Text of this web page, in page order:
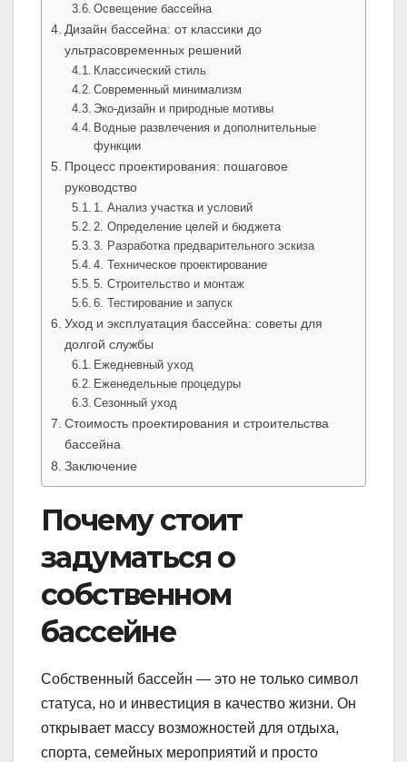
Освещение бассейна
Дизайн бассейна: от классики до
ультрасовременных решений
Классический стиль
Современный минимализм
Эко-дизайн и природные мотивы
Водные развлечения и дополнительные
функции
Процесс проектирования: пошаговое
руководство
1. Анализ участка и условий
2. Определение целей и бюджета
3. Разработка предварительного эскиза
4. Техническое проектирование
5. Строительство и монтаж
6. Тестирование и запуск
Уход и эксплуатация бассейна: советы для
долгой службы
Ежедневный уход
Еженедельные процедуры
Сезонный уход
Стоимость проектирования и строительства
бассейна
Заключение
Почему стоит
задуматься о
собственном
бассейне
Собственный бассейн — это не только символ
статуса, но и инвестиция в качество жизни. Он
открывает массу возможностей для отдыха,
спорта, семейных мероприятий и просто